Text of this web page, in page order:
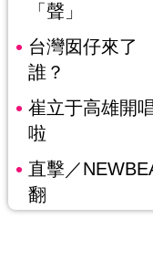
「聲」
台灣囡仔來了
誰？
崔立于高雄開
啦
直擊／
翻